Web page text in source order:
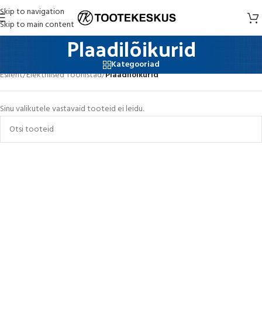
Skip to navigation
Skip to main content
Plaadilõikurid
Kategooriad
Esileht/Elektrilised Tööriistad/Plaadilõikurid
Sinu valikutele vastavaid tooteid ei leidu.